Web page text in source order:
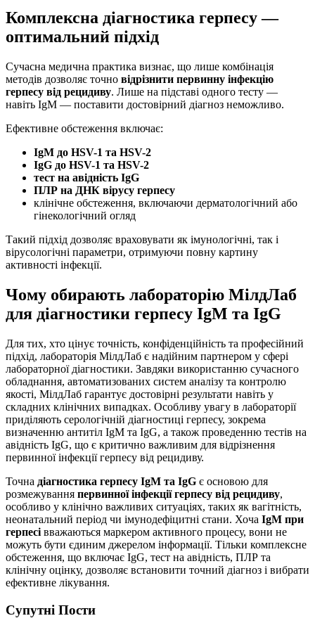
Комплексна діагностика герпесу —
оптимальний підхід
Сучасна медична практика визнає, що лише комбінація
методів дозволяє точно відрізнити первинну інфекцію
герпесу від рецидиву. Лише на підставі одного тесту —
навіть IgM — поставити достовірний діагноз неможливо.
Ефективне обстеження включає:
IgM до HSV-1 та HSV-2
IgG до HSV-1 та HSV-2
тест на авідність IgG
ПЛР на ДНК вірусу герпесу
клінічне обстеження, включаючи дерматологічний або
гінекологічний огляд
Такий підхід дозволяє враховувати як імунологічні, так і
вірусологічні параметри, отримуючи повну картину
активності інфекції.
Чому обирають лабораторію МілдЛаб
для діагностики герпесу IgM та IgG
Для тих, хто цінує точність, конфіденційність та професійний
підхід, лабораторія МілдЛаб є надійним партнером у сфері
лабораторної діагностики. Завдяки використанню сучасного
обладнання, автоматизованих систем аналізу та контролю
якості, МілдЛаб гарантує достовірні результати навіть у
складних клінічних випадках. Особливу увагу в лабораторії
приділяють серологічній діагностиці герпесу, зокрема
визначенню антитіл IgM та IgG, а також проведенню тестів на
авідність IgG, що є критично важливим для відрізнення
первинної інфекції герпесу від рецидиву.
Точна діагностика герпесу IgM та IgG є основою для
розмежування первинної інфекції герпесу від рецидиву,
особливо у клінічно важливих ситуаціях, таких як вагітність,
неонатальний період чи імунодефіцитні стани. Хоча IgM при
герпесі вважаються маркером активного процесу, вони не
можуть бути єдиним джерелом інформації. Тільки комплексне
обстеження, що включає IgG, тест на авідність, ПЛР та
клінічну оцінку, дозволяє встановити точний діагноз і вибрати
ефективне лікування.
Супутні Поcти